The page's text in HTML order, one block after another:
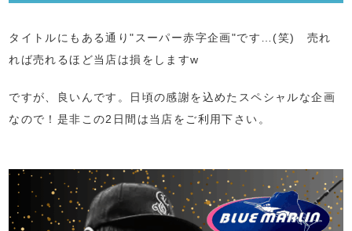
タイトルにもある通り"スーパー赤字企画"です…(笑) 売れ
れば売れるほど当店は損をしますw
ですが、良いんです。日頃の感謝を込めたスペシャルな企画
なので！是非この2日間は当店をご利用下さい。